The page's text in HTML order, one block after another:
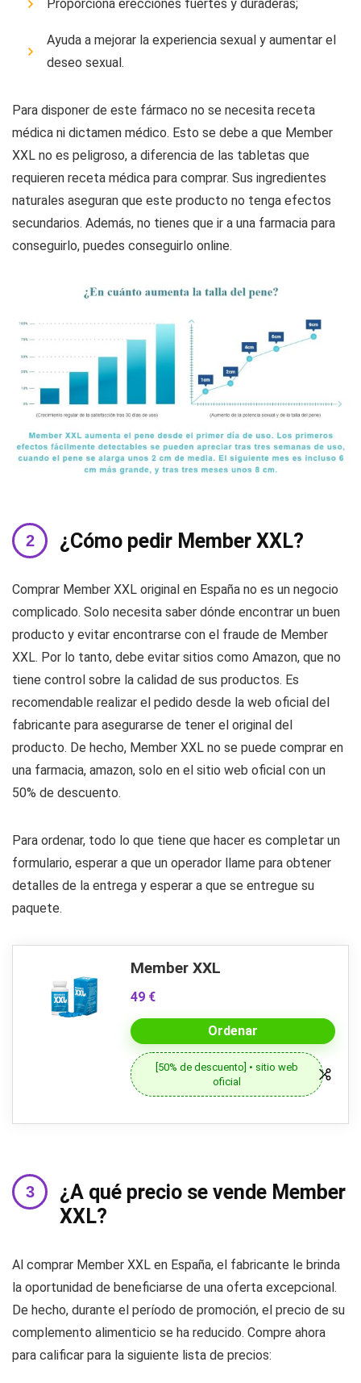
Proporciona erecciones fuertes y duraderas;
Ayuda a mejorar la experiencia sexual y aumentar el
deseo sexual.
Para disponer de este fármaco no se necesita receta
médica ni dictamen médico. Esto se debe a que Member
XXL no es peligroso, a diferencia de las tabletas que
requieren receta médica para comprar. Sus ingredientes
naturales aseguran que este producto no tenga efectos
secundarios. Además, no tienes que ir a una farmacia para
conseguirlo, puedes conseguirlo online.
¿Cómo pedir Member XXL?
Comprar Member XXL original en España no es un negocio
complicado. Solo necesita saber dónde encontrar un buen
producto y evitar encontrarse con el fraude de Member
XXL. Por lo tanto, debe evitar sitios como Amazon, que no
tiene control sobre la calidad de sus productos. Es
recomendable realizar el pedido desde la web oficial del
fabricante para asegurarse de tener el original del
producto. De hecho, Member XXL no se puede comprar en
una farmacia, amazon, solo en el sitio web oficial con un
50% de descuento.
Para ordenar, todo lo que tiene que hacer es completar un
formulario, esperar a que un operador llame para obtener
detalles de la entrega y esperar a que se entregue su
paquete.
Member XXL
49 €
Ordenar
[50% de descuento] • sitio web
oficial
¿A qué precio se vende Member
XXL?
Al comprar Member XXL en España, el fabricante le brinda
la oportunidad de beneficiarse de una oferta excepcional.
De hecho, durante el período de promoción, el precio de su
complemento alimenticio se ha reducido. Compre ahora
para calificar para la siguiente lista de precios: